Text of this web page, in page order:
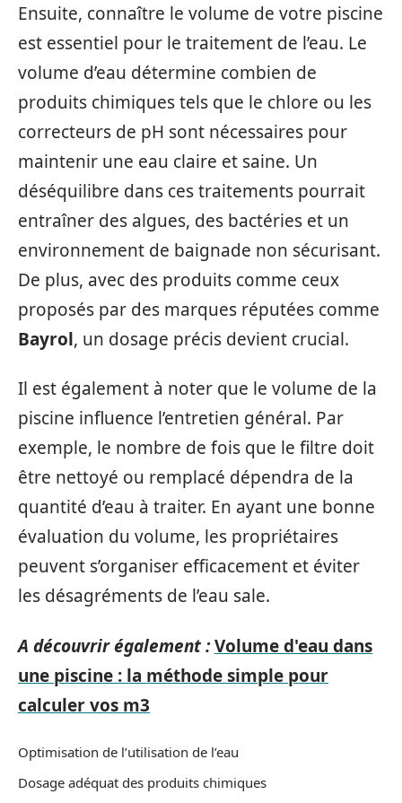
Ensuite, connaître le volume de votre piscine
est essentiel pour le traitement de l’eau. Le
volume d’eau détermine combien de
produits chimiques tels que le chlore ou les
correcteurs de pH sont nécessaires pour
maintenir une eau claire et saine. Un
déséquilibre dans ces traitements pourrait
entraîner des algues, des bactéries et un
environnement de baignade non sécurisant.
De plus, avec des produits comme ceux
proposés par des marques réputées comme
Bayrol, un dosage précis devient crucial.
Il est également à noter que le volume de la
piscine influence l’entretien général. Par
exemple, le nombre de fois que le filtre doit
être nettoyé ou remplacé dépendra de la
quantité d’eau à traiter. En ayant une bonne
évaluation du volume, les propriétaires
peuvent s’organiser efficacement et éviter
les désagréments de l’eau sale.
A découvrir également :Volume d'eau dans
une piscine : la méthode simple pour
calculer vos m3
Optimisation de l’utilisation de l’eau
Dosage adéquat des produits chimiques